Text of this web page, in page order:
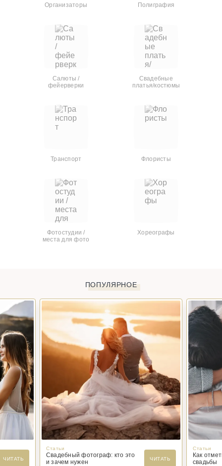
Организаторы Полиграфия
Салюты /
фейерверки
Свадебные
платья/костюмы
Транспорт Флористы
Фотостудии /
места для фото
Хореографы
ПОПУЛЯРНОЕ
ЧИТАТЬ
Статьи
Свадебный фотограф: кто это
и зачем нужен
ЧИТАТЬ
Статьи
Как
свадьбы